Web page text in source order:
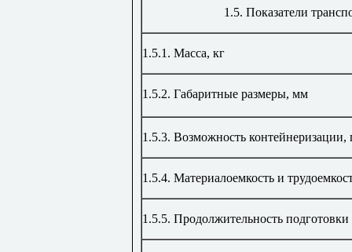
1.5. Показатели
1.5.1. Масса, кг
1.5.2. Габаритные размеры, мм
1.5.3. Возможность контейнеризации,
1.5.4. Материалоемкость и
1.5.5. Продолжительность